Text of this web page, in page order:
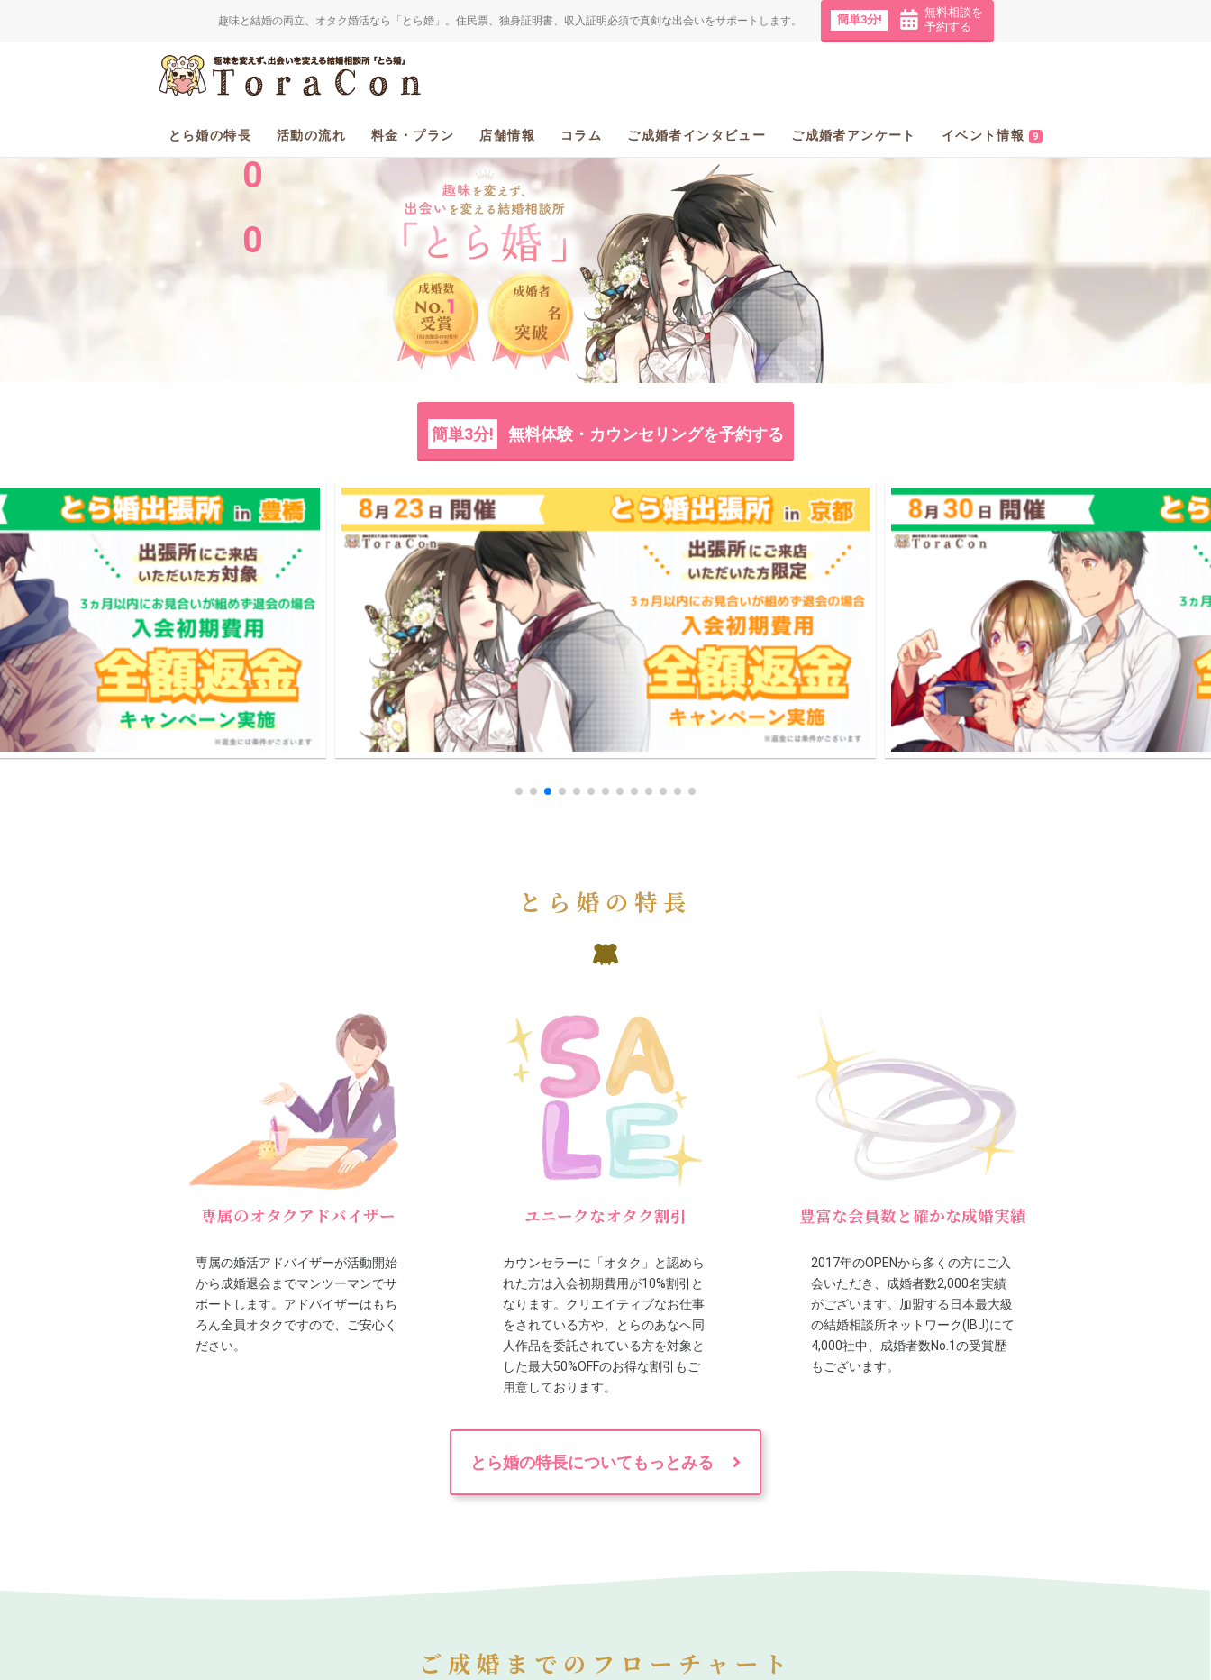
趣味と結婚の両立、オタク婚活なら「とら婚」。住民票、独身証明書、収入証明必須で真剣な出会いをサポートします。 簡単3分!
無料相談を
予約する
とら婚の特長 活動の流れ 料金・プラン 店舗情報 コラム ご成婚者インタビュー ご成婚者アンケート イベント情報 9
2
0
0
0
簡単3分! 無料体験・カウンセリングを予約する
とら婚の特長
専属のオタクアドバイザー
専属の婚活アドバイザーが活動開始
から成婚退会までマンツーマンでサ
ポートします。アドバイザーはもち
ろん全員オタクですので、ご安心く
ださい。
ユニークなオタク割引
カウンセラーに「オタク」と認めら
れた方は入会初期費用が10%割引と
なります。クリエイティブなお仕事
をされている方や、とらのあなへ同
人作品を委託されている方を対象と
した最大50%OFFのお得な割引もご
用意しております。
豊富な会員数と確かな成婚実績
2017年のOPENから多くの方にご入
会いただき、成婚者数2,000名実績
がございます。加盟する日本最大級
の結婚相談所ネットワーク(IBJ)にて
4,000社中、成婚者数No.1の受賞歴
もございます。
とら婚の特長についてもっとみる
ご成婚までのフローチャート